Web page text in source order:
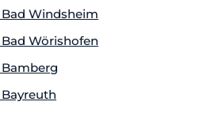
Windsheim
Wörishofen